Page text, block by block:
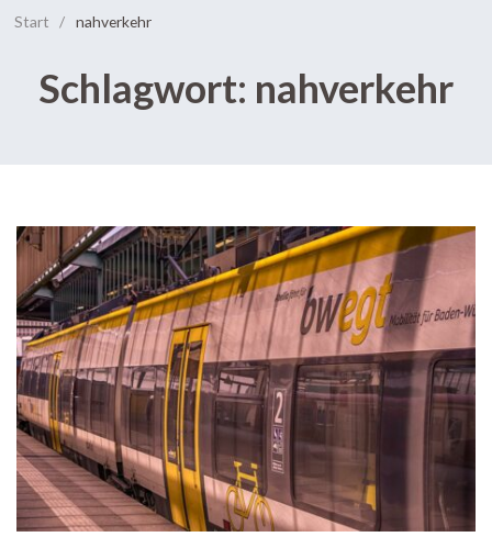
Start / nahverkehr
Schlagwort: nahverkehr